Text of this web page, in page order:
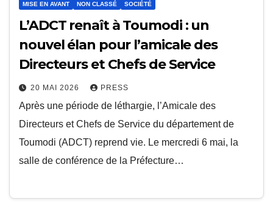
MISE EN AVANT NON CLASSÉ SOCIÉTÉ
L’ADCT renaît à Toumodi : un
nouvel élan pour l’amicale des
Directeurs et Chefs de Service
20 MAI 2026 PRESS
Après une période de léthargie, l’Amicale des
Directeurs et Chefs de Service du département de
Toumodi (ADCT) reprend vie. Le mercredi 6 mai, la
salle de conférence de la Préfecture…